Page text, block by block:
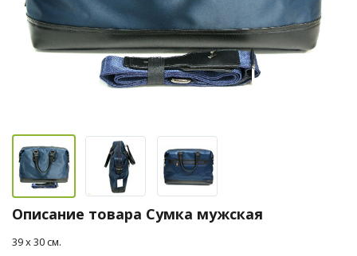
Описание товара Сумка мужская
39 х 30 см.